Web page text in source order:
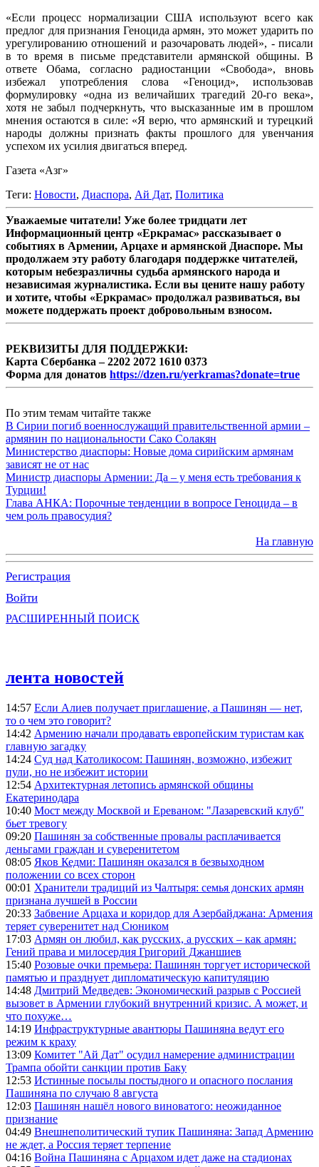
«Если процесс нормализации США используют всего как
предлог для признания Геноцида армян, это может ударить по
урегулированию отношений и разочаровать людей», - писали
в то время в письме представители армянской общины. В
ответе Обама, согласно радиостанции «Свобода», вновь
избежал употребления слова «Геноцид», использовав
формулировку «одна из величайших трагедий 20-го века»,
хотя не забыл подчеркнуть, что высказанные им в прошлом
мнения остаются в силе: «Я верю, что армянский и турецкий
народы должны признать факты прошлого для увенчания
успехом их усилия двигаться вперед.
Газета «Азг»
Теги: Новости, Диаспора, Ай Дат, Политика
Уважаемые читатели! Уже более тридцати лет
Информационный центр «Еркрамас» рассказывает о
событиях в Армении, Арцахе и армянской Диаспоре. Мы
продолжаем эту работу благодаря поддержке читателей,
которым небезразличны судьба армянского народа и
независимая журналистика. Если вы цените нашу работу
и хотите, чтобы «Еркрамас» продолжал развиваться, вы
можете поддержать проект добровольным взносом.
РЕКВИЗИТЫ ДЛЯ ПОДДЕРЖКИ:
Карта Сбербанка – 2202 2072 1610 0373
Форма для донатов https://dzen.ru/yerkramas?donate=true
По этим темам читайте также
В Сирии погиб военнослужащий правительственной армии –
армянин по национальности Сако Солакян
Министерство диаспоры: Новые дома сирийским армянам
зависят не от нас
Министр диаспоры Армении: Да – у меня есть требования к
Турции!
Глава АНКА: Порочные тенденции в вопросе Геноцида – в
чем роль правосудия?
На главную
Регистрация
Войти
РАСШИРЕННЫЙ ПОИСК
лента новостей
14:57 Если Алиев получает приглашение, а Пашинян — нет,
то о чем это говорит?
14:42 Армению начали продавать европейским туристам как
главную загадку
14:24 Суд над Католикосом: Пашинян, возможно, избежит
пули, но не избежит истории
12:54 Архитектурная летопись армянской общины
Екатеринодара
10:40 Мост между Москвой и Ереваном: "Лазаревский клуб"
бьет тревогу
09:20 Пашинян за собственные провалы расплачивается
деньгами граждан и суверенитетом
08:05 Яков Кедми: Пашинян оказался в безвыходном
положении со всех сторон
00:01 Хранители традиций из Чалтыря: семья донских армян
признана лучшей в России
20:33 Забвение Арцаха и коридор для Азербайджана: Армения
теряет суверенитет над Сюником
17:03 Армян он любил, как русских, а русских – как армян:
Гений права и милосердия Григорий Джаншиев
15:40 Розовые очки премьера: Пашинян торгует исторической
памятью и празднует дипломатическую капитуляцию
14:48 Дмитрий Медведев: Экономический разрыв с Россией
вызовет в Армении глубокий внутренний кризис. А может, и
что похуже…
14:19 Инфраструктурные авантюры Пашиняна ведут его
режим к краху
13:09 Комитет "Ай Дат" осудил намерение администрации
Трампа обойти санкции против Баку
12:53 Истинные посылы постыдного и опасного послания
Пашиняна по случаю 8 августа
12:03 Пашинян нашёл нового виноватого: неожиданное
признание
04:49 Внешнеполитический тупик Пашиняна: Запад Армению
не ждет, а Россия теряет терпение
04:16 Война Пашиняна с Арцахом идет даже на стадионах